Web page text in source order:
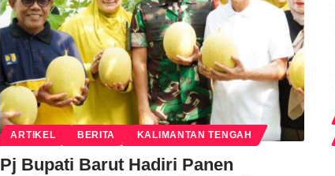
ARTIKEL BERITA KALIMANTAN TENGAH
Pj Bupati Barut Hadiri Panen